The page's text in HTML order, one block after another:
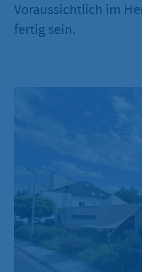
Voraussichtlich im
fertig sein.